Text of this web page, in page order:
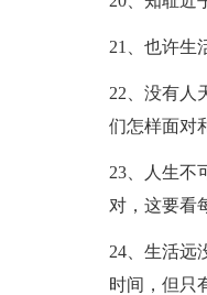
21、也许生
22、没有人
们怎样面对
23、人生不
对，这要看
24、生活远
时间，但只